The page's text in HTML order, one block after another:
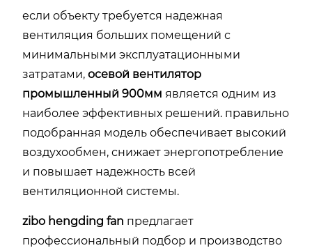
если объекту требуется надежная
вентиляция больших помещений с
минимальными эксплуатационными
затратами, осевой вентилятор
промышленный 900мм является одним из
наиболее эффективных решений. правильно
подобранная модель обеспечивает высокий
воздухообмен, снижает энергопотребление
и повышает надежность всей
вентиляционной системы.
zibo hengding fan предлагает
профессиональный подбор и производство